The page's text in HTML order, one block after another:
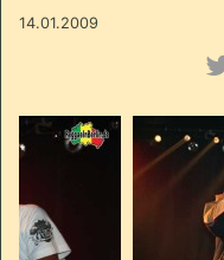
14.01.2009